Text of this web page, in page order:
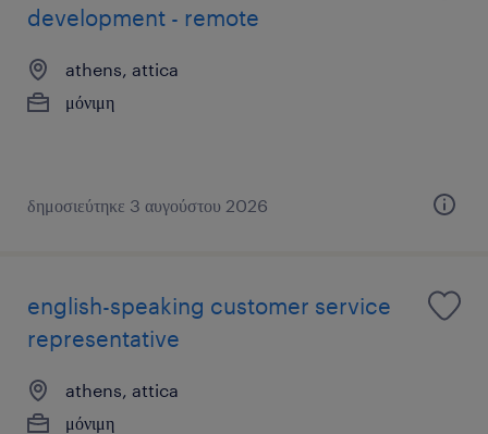
development - remote
athens, attica
μόνιμη
δημοσιεύτηκε 3 αυγούστου 2026
english-speaking customer service
representative
athens, attica
μόνιμη